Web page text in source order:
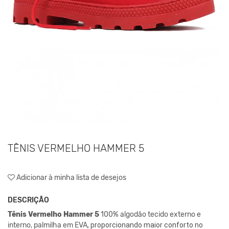
TÊNIS VERMELHO HAMMER 5
Adicionar à minha lista de desejos
DESCRIÇÃO
Tênis Vermelho Hammer 5100% algodão tecido externo e
interno, palmilha em EVA, proporcionando maior conforto no